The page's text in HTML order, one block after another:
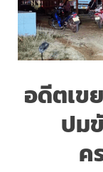
อดีตเข
ปม
ค